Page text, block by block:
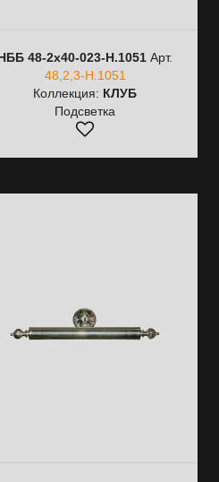
48-2х40-023-H.1051 Арт.
48,2,3-H.1051
Коллекция: КЛУБ
Подсветка